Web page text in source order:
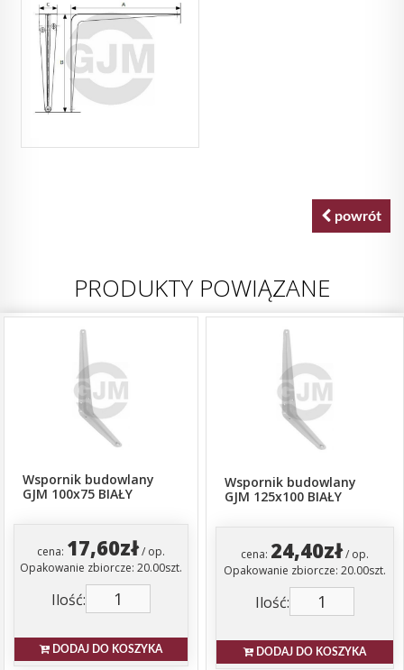
powrót
PRODUKTY POWIĄZANE
Wspornik budowlany
GJM 100x75 BIAŁY
cena: 17,60zł/ op.
Opakowanie zbiorcze: 20.00szt.
Ilość:
DODAJ DO KOSZYKA
Wspornik budowlany
GJM 125x100 BIAŁY
cena: 24,40zł/ op.
Opakowanie zbiorcze: 20.00szt.
Ilość:
DODAJ DO KOSZYKA